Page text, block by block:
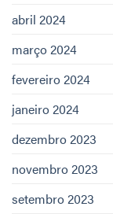
abril 2024
março 2024
fevereiro 2024
janeiro 2024
dezembro 2023
novembro 2023
setembro 2023